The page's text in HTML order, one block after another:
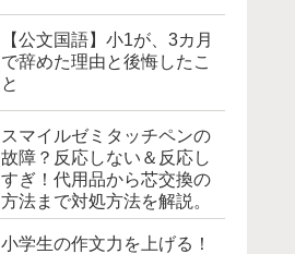
【公文国語】小1が、3カ月
で辞めた理由と後悔したこ
と
スマイルゼミタッチペンの
故障？反応しない＆反応し
すぎ！代用品から芯交換の
方法まで対処方法を解説。
小学生の作文力を上げる！